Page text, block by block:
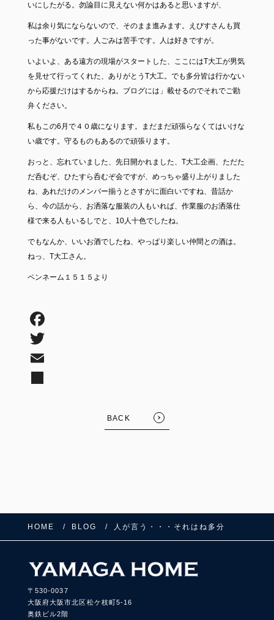
いにしたがる。勿論目に見えない何かはあると思いますが、
私は余り気にならないので、そのまま進みます。えびすさんも買
った事がないです。人ごみは苦手です。人は好きですが。
いよいよ、ある遠方の現場がスタートした、ここにはT大工が男気
を見せて行ってくれた、ありがとうT大工。でも多分皆は行かない
から応援だけはするからね。ブログには」載せるのでそれでご勘
弁ください。
私もこの6月で４０歳になります。まだまだ頑張らなくてはいけな
い歳です。守るものもあるので頑張ります。
おっと、忘れていました、先日開かれました、T大工企画、ただた
だ呑むぞ、ひたすら呑むぞ会ですが、めっちゃ盛り上がりました
ね、あれだけのメンバー揃うとさすがに面白いですね、昔話か
ら、今の話から、お洒落な服装の人もいれば、作業服のお洒落仕
様で来る人もいるしでと、10人十色でしたね。
でもなんか、いいお酒でしたね、やっぱり楽しい仲間との酒は。
ねっ、T大工さん。
ペンネーム１５１５より
BACK
HOME BLOG 人が言う・・・それはね多分
〒530-0037
大阪府大阪市北区松ケ枝町5-16
奥鉄ビル2階